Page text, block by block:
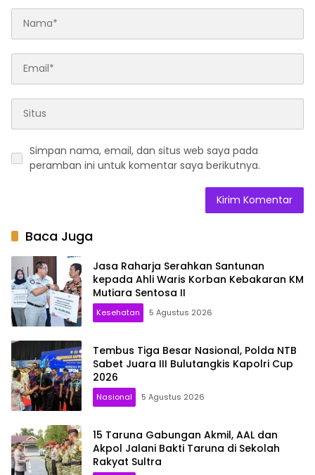
Simpan nama, email, dan situs web saya pada
peramban ini untuk komentar saya berikutnya.
Baca Juga
Jasa Raharja Serahkan Santunan
kepada Ahli Waris Korban Kebakaran KM
Mutiara Sentosa II
Kesehatan 5 Agustus 2026
Tembus Tiga Besar Nasional, Polda NTB
Sabet Juara III Bulutangkis Kapolri Cup
2026
Nasional 5 Agustus 2026
15 Taruna Gabungan Akmil, AAL dan
Akpol Jalani Bakti Taruna di Sekolah
Rakyat Sultra